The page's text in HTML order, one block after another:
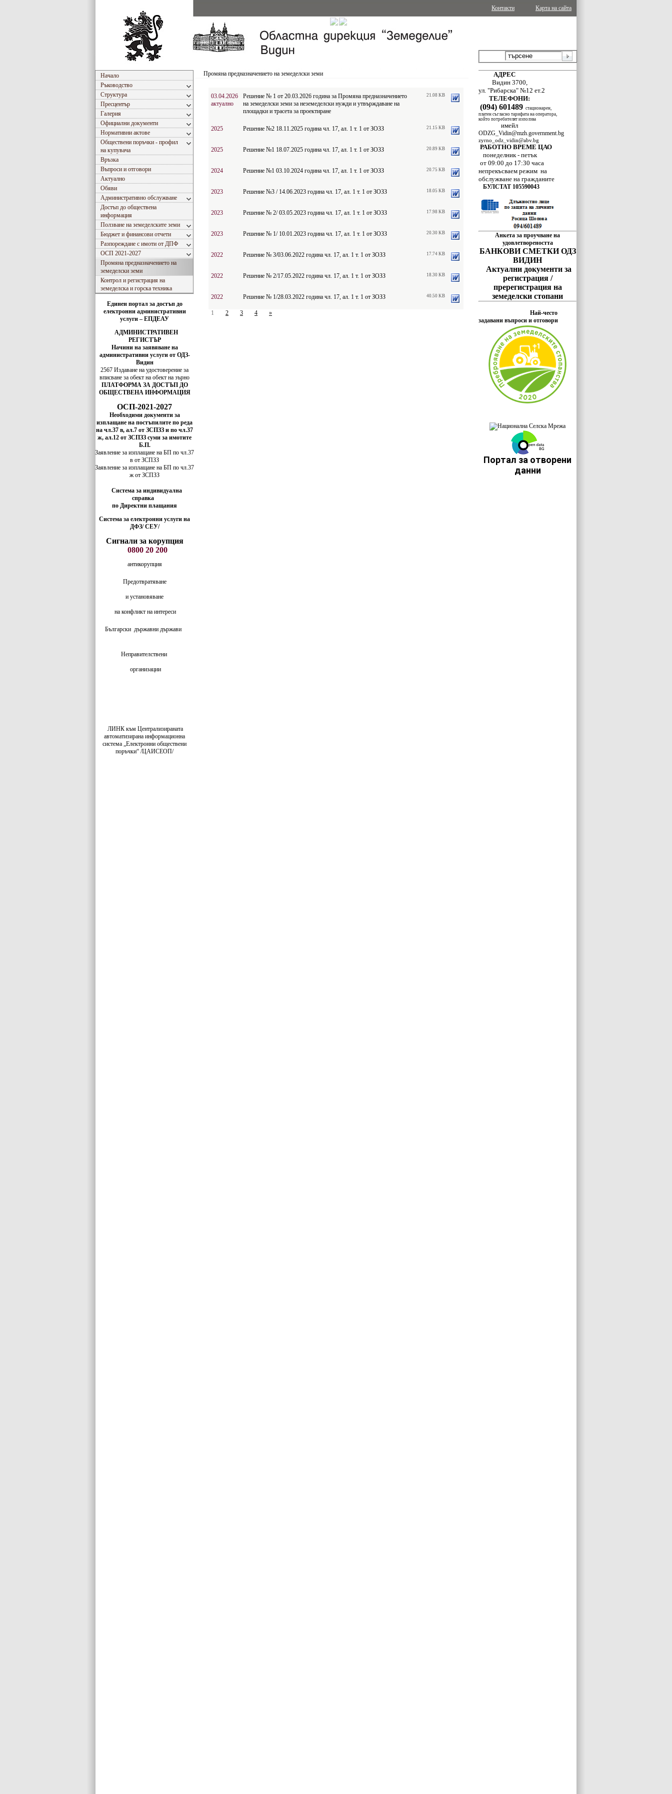
Карта на сайта
Контакти
Начало
Ръководство
Структура
Пресцентър
Галерия
Официални документи
Нормативни актове
Обществени поръчки - профил
на купувача
Връзка
Въпроси и отговори
Актуално
Обяви
Административно обслужване
Достъп до обществена
информация
Ползване на земеделските земи
Бюджет и финансови отчети
Разпореждане с имоти от ДПФ
ОСП 2021-2027
Промяна предназначението на
земеделски земи
Контрол и регистрация на
земеделска и горска техника
Единен портал за достъп до
електронни административни
услуги – ЕПДЕАУ
АДМИНИСТРАТИВЕН
РЕГИСТЪР
Начини на заявяване на
административни услуги от ОДЗ-
Видин
2567 Издаване на удостоверение за
вписванe за обект на обект на зърно
ПЛАТФОРМА ЗА ДОСТЪП ДО
ОБЩЕСТВЕНА ИНФОРМАЦИЯ
ОСП-2021-2027
Необходими документи за
изплащане на постъпилите по реда
на чл.37 в, ал.7 от ЗСПЗЗ и по чл.37
ж, ал.12 от ЗСПЗЗ суми за имотите
Б.П.
Заявление за изплащане на БП по чл.37
в от ЗСПЗЗ
Заявление за изплащане на БП по чл.37
ж от ЗСПЗЗ
Система за индивидуална
справка
по Директни плащания
Система за електронни услуги на
ДФЗ/ СЕУ/
Сигнали за корупция
0800 20 200
антикорупция
Предотвратяване
и установяване
на конфликт на интереси
Български държавни държави
Неправителствени
организации
ЛИНК към Централизираната
автоматизирана информационна
система „Електронни обществени
поръчки“ /ЦАИСЕОП/
Промяна предназначението на земеделски земи
03.04.2026
актуално
Решение № 1 от 20.03.2026 година за Промяна предназначението
на земеделски земи за неземеделски нужди и утвърждаване на
площадки и трасета за проектиране
21.08 KB
2025 Решение №2 18.11.2025 година чл. 17, ал. 1 т. 1 от ЗОЗЗ 21.15 KB
2025 Решение №1 18.07.2025 година чл. 17, ал. 1 т. 1 от ЗОЗЗ 20.89 KB
2024 Решение №1 03.10.2024 година чл. 17, ал. 1 т. 1 от ЗОЗЗ 20.75 KB
2023 Решение №3 / 14.06.2023 година чл. 17, ал. 1 т. 1 от ЗОЗЗ 18.05 KB
2023 Решение № 2/ 03.05.2023 година чл. 17, ал. 1 т. 1 от ЗОЗЗ 17.98 KB
2023 Решение № 1/ 10.01.2023 година чл. 17, ал. 1 т. 1 от ЗОЗЗ 20.30 KB
2022 Решение № 3/03.06.2022 година чл. 17, ал. 1 т. 1 от ЗОЗЗ 17.74 KB
2022 Решение № 2/17.05.2022 година чл. 17, ал. 1 т. 1 от ЗОЗЗ 18.30 KB
2022 Решение № 1/28.03.2022 година чл. 17, ал. 1 т. 1 от ЗОЗЗ 40.50 KB
1 2 3 4 »
АДРЕС
Видин 3700,
ул. "Рибарска" №12 ет.2
ТЕЛЕФОНИ:
(094) 601489 стационарен,
платен съгласно тарифата на оператора,
който потребителят използва
имейл
ODZG_Vidin@mzh.government.bg
zyrno_odz_vidin@abv.bg
РАБОТНО ВРЕМЕ ЦАО
понеделник - петък
от 09:00 до 17:30 часа
непрекъсваем режим на
обслужване на гражданите
БУЛСТАТ 105590043
Анкета за проучване на
удовлетвореността
БАНКОВИ СМЕТКИ ОДЗ
ВИДИН
Актуални документи за
регистрация /
пререгистрация на
земеделски стопани
Най-често
задавани въпроси и отговори
Портал за отворени
данни